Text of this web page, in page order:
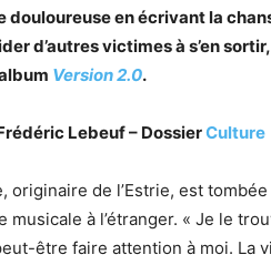
douloureuse en écrivant la
d’autres victimes à s’en
Version 2.0.
Lebeuf – DossierCulture
originaire de l’Estrie, est
musicale à l’étranger. « Je le
être faire attention à moi. La